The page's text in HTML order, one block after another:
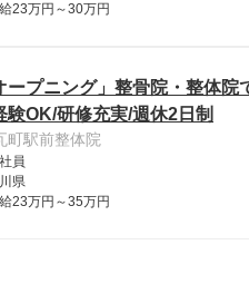
23万円～30万円
ープニング」整骨院・整体
験OK/研修充実/週休2日制
町駅前整体院
員
県
23万円～35万円